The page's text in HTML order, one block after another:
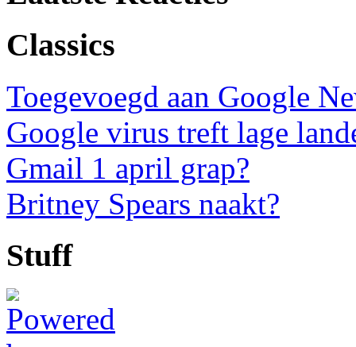
Classics
Toegevoegd aan Google
Google virus treft lage
Gmail 1 april grap?
Britney Spears naakt?
Stuff